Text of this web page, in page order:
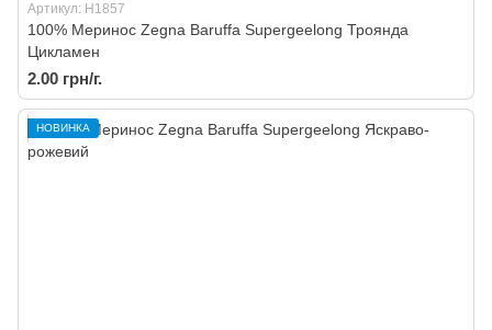
Артикул: H1857
100% Меринос Zegna Baruffa Supergeelong Троянда
Цикламен
2.00 грн/г.
НОВИНКА